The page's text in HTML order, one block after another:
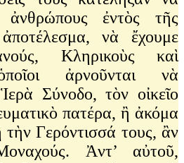
ἀνθρώπους ἐντὸς τῆς
νὰ ἔχουμε
Κληρικοὺς καὶ
ἀρνοῦνται νὰ
Σύνοδο, τὸν οἰκεῖο
πατέρα, ἢ ἀκόμα
Γερόντισσά τους, ἂν
Ἀντ’ αὐτοῦ,